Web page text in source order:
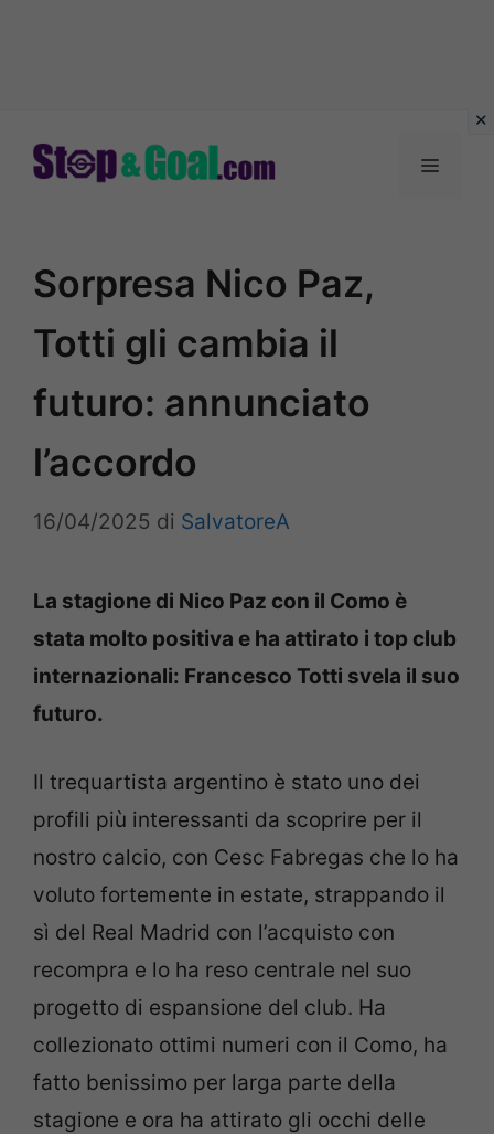
Menu
Sorpresa Nico Paz,
Totti gli cambia il
futuro: annunciato
l’accordo
16/04/2025 di SalvatoreA
La stagione di Nico Paz con il Como è
stata molto positiva e ha attirato i top club
internazionali: Francesco Totti svela il suo
futuro.
Il trequartista argentino è stato uno dei
profili più interessanti da scoprire per il
nostro calcio, con Cesc Fabregas che lo ha
voluto fortemente in estate, strappando il
sì del Real Madrid con l’acquisto con
recompra e lo ha reso centrale nel suo
progetto di espansione del club. Ha
collezionato ottimi numeri con il Como, ha
fatto benissimo per larga parte della
stagione e ora ha attirato gli occhi delle